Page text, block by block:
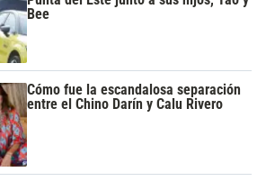
Bee
Cómo fue la escandalosa separación
entre el Chino Darín y Calu Rivero